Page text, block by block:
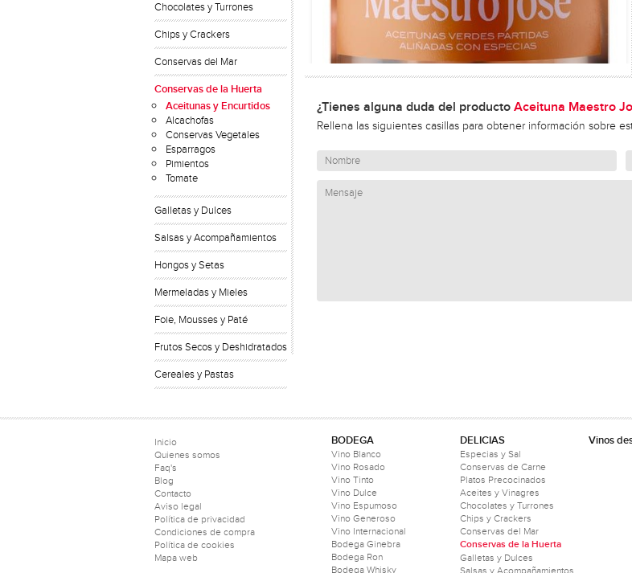
Chocolates y Turrones
Chips y Crackers
Conservas del Mar
Conservas de la Huerta
Aceitunas y Encurtidos
Alcachofas
Conservas Vegetales
Esparragos
Pimientos
Tomate
Galletas y Dulces
Salsas y Acompañamientos
Hongos y Setas
Mermeladas y Mieles
Foie, Mousses y Paté
Frutos Secos y Deshidratados
Cereales y Pastas
¿Tienes alguna duda del producto Aceituna Maestro
Rellena las siguientes casillas para obtener información sobre
Inicio
Quienes somos
Faq's
Blog
Contacto
Aviso legal
Política de privacidad
Condiciones de compra
Política de cookies
Mapa web
BODEGA
Vino Blanco
Vino Rosado
Vino Tinto
Vino Dulce
Vino Espumoso
Vino Generoso
Vino Internacional
Bodega Ginebra
Bodega Ron
Bodega Whisky
DELICIAS
Especias y Sal
Conservas de Carne
Platos Precocinados
Aceites y Vinagres
Chocolates y Turrones
Chips y Crackers
Conservas del Mar
Conservas de la Huerta
Galletas y Dulces
Salsas y Acompañamientos
Vinos